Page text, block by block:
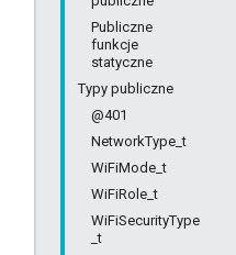
Publiczne
funkcje
statyczne
Typy publiczne
@401
NetworkType_t
WiFiMode_t
WiFiRole_t
WiFiSecurityType
_t